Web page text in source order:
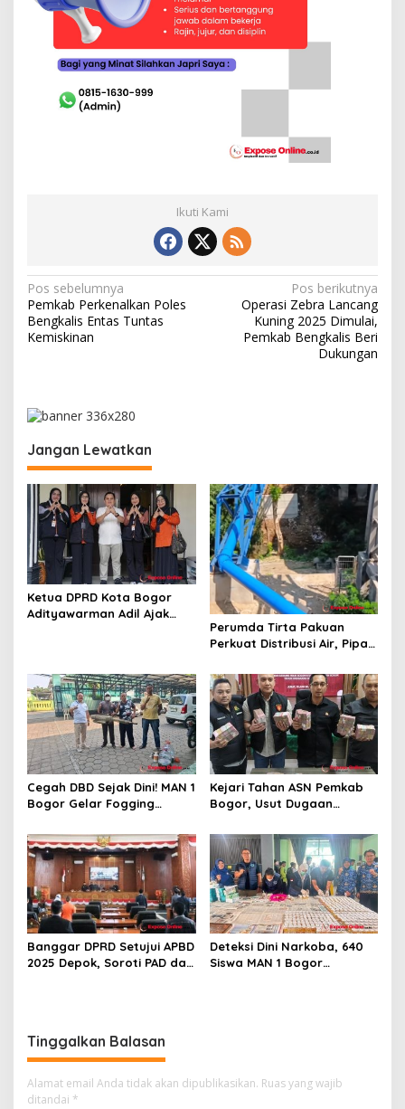
Ikuti Kami
N
a
v
a
s
i
p
o
s
Pos sebelumnya
Pemkab Perkenalkan Poles
Bengkalis Entas Tuntas
Kemiskinan
Pos berikutnya
Operasi Zebra Lancang
Kuning 2025 Dimulai,
Pemkab Bengkalis Beri
Dukungan
Jangan Lewatkan
Ketua DPRD Kota Bogor
Adityawarman Adil Ajak
Perumda Tirta Pakuan
Perkuat Distribusi Air, Pipa
Beroperasi
Cegah DBD Sejak Dini! MAN 1
Bogor Gelar Fogging
Belajar yang Aman
Kejari Tahan ASN Pemkab
Bogor, Usut Dugaan
Utara Rp93 Miliar
Banggar DPRD Setujui APBD
2025 Depok, Soroti PAD dan
Deteksi Dini Narkoba, 640
Siswa MAN 1 Bogor
Tinggalkan Balasan
Alamat email Anda tidak akan dipublikasikan. Ruas yang wajib
ditandai *